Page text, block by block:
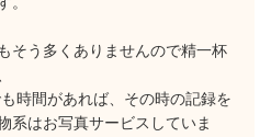
そう多くありませんので精一杯
時間があれば、その時の記録を
系はお写真サービスしていま